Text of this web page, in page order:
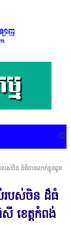
របស់ចិន ដ៏ធំបានលាក់ខ្លួនពួន
របស់ចិន ដ៏ធំ
ខេត្តកំពង់